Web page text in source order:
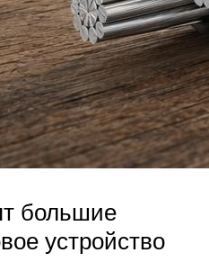
большие
устройство